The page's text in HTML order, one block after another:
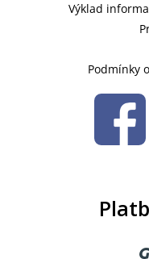
Výklad
Podmínky